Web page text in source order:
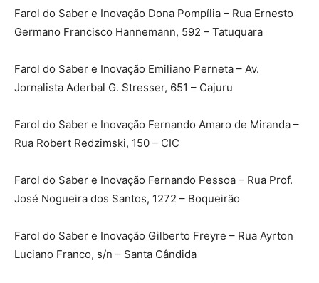
Farol do Saber e Inovação Dona Pompília – Rua Ernesto
Germano Francisco Hannemann, 592 – Tatuquara
Farol do Saber e Inovação Emiliano Perneta – Av.
Jornalista Aderbal G. Stresser, 651 – Cajuru
Farol do Saber e Inovação Fernando Amaro de Miranda –
Rua Robert Redzimski, 150 – CIC
Farol do Saber e Inovação Fernando Pessoa – Rua Prof.
José Nogueira dos Santos, 1272 – Boqueirão
Farol do Saber e Inovação Gilberto Freyre – Rua Ayrton
Luciano Franco, s/n – Santa Cândida